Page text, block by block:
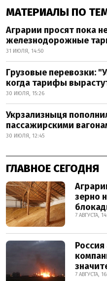
МАТЕРИАЛЫ ПО
Аграрии просят пока
железнодорожные
31 ИЮЛЯ, 14:50
Грузовые перевозки:
когда тарифы
30 ИЮЛЯ, 15:26
Укрзализныця
пассажирскими
30 ИЮЛЯ, 12:45
ГЛАВНОЕ СЕГОДНЯ
зерно
7 АВГУСТА,
7 АВГУСТА,